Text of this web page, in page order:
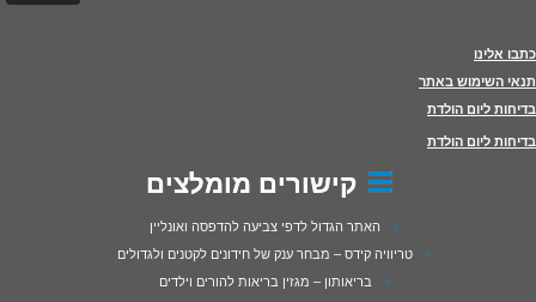
כתבו אלינו
תנאי השימוש באתר
בדיחות ליום הולדת
בדיחות ליום הולדת
קישורים מומלצים
האתר הגדול לדפי צביעה להדפסה ואונליין
טריוויה קידס – מבחר ענק של חידונים לקטנים ולגדולים
בריאותון – מגזין בריאות להורים וילדים